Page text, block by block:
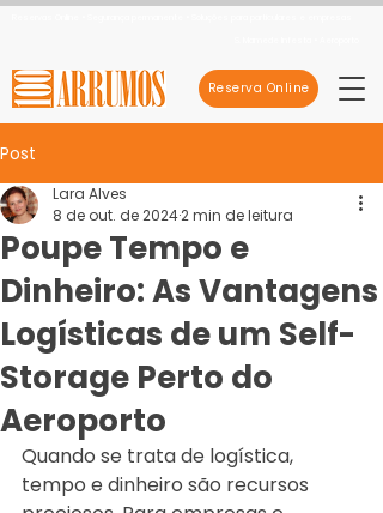
Reserva Online
Post
Poupe Tempo e
Dinheiro: As Vantagens
Logísticas de um Self-
Storage Perto do
Aeroporto
Lara Alves
8 de out. de 20242 min de leitura
Quando se trata de logística,
tempo e dinheiro são recursos